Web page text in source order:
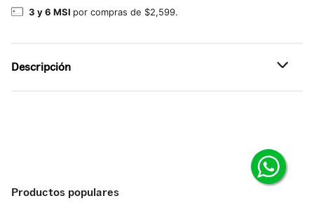
3 y 6 MSI por compras de $2,599.
Descripción
Productos populares